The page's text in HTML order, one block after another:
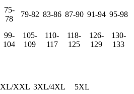
75-
78
79-82 83-86 87-90 91-94 95-98
99-
104
105-
109
110-
117
118-
125
126-
129
130-
133
XL/XXL 3XL/4XL
5XL